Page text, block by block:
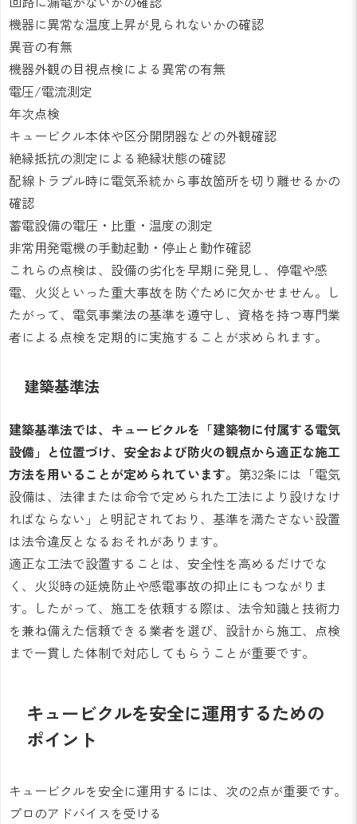
機器に異常な温度上昇が見られないかの確認
異音の有無
機器外観の目視点検による異常の有無
電圧/電流測定
年次点検
キュービクル本体や区分開閉器などの外観確認
絶縁抵抗の測定による絶縁状態の確認
配線トラブル時に電気系統から事故箇所を切り離せるかの
確認
蓄電設備の電圧・比重・温度の測定
非常用発電機の手動起動・停止と動作確認
これらの点検は、設備の劣化を早期に発見し、停電や感
電、火災といった重大事故を防ぐために欠かせません。し
たがって、電気事業法の基準を遵守し、資格を持つ専門業
者による点検を定期的に実施することが求められます。
建築基準法
建築基準法では、キュービクルを「建築物に付属する電気
設備」と位置づけ、安全および防火の観点から適正な施工
方法を用いることが定められています。 第32条には「電気
設備は、法律または命令で定められた工法により設けなけ
ればならない」と明記されており、基準を満たさない設置
は法令違反となるおそれがあります。
適正な工法で設置することは、安全性を高めるだけでな
く、火災時の延焼防止や感電事故の抑止にもつながりま
す。したがって、施工を依頼する際は、法令知識と技術力
を兼ね備えた信頼できる業者を選び、設計から施工、点検
まで一貫した体制で対応してもらうことが重要です。
キュービクルを安全に運用するための
ポイント
キュービクルを安全に運用するには、次の2点が重要です。
プロのアドバイスを受ける